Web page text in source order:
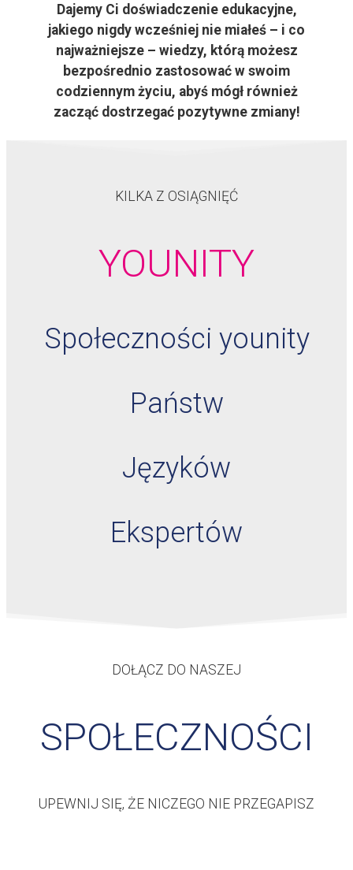
Dajemy Ci doświadczenie edukacyjne,
jakiego nigdy wcześniej nie miałeś – i co
najważniejsze – wiedzy, którą możesz
bezpośrednio zastosować w swoim
codziennym życiu, abyś mógł również
zacząć dostrzegać pozytywne zmiany!
KILKA Z OSIĄGNIĘĆ
YOUNITY
Społeczności younity
Państw
Języków
Ekspertów
DOŁĄCZ DO NASZEJ
SPOŁECZNOŚCI
UPEWNIJ SIĘ, ŻE NICZEGO NIE PRZEGAPISZ